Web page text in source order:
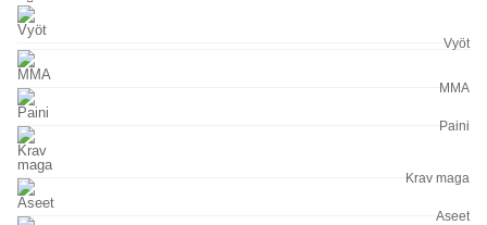
Vyöt
MMA
Paini
Krav maga
Aseet